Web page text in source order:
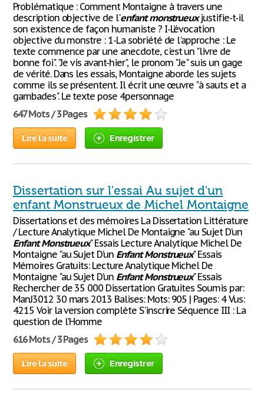
Problématique : Comment Montaigne à travers une
description objective de l'enfant monstrueuxjustifie-t-il
son existence de façon humaniste ? I-L‘évocation
objective du monstre : 1-La sobriété de l'approche : Le
texte commence par une anecdote, c'est un "livre de
bonne foi". "Je vis avant-hier", le pronom "Je" suis un gage
de vérité. Dans les essais, Montaigne aborde les sujets
comme ils se présentent. Il écrit une œuvre "à sauts et a
gambades". Le texte pose 4personnage
647 Mots / 3 Pages
Lire la suite Enregistrer
Dissertation sur l'essai Au sujet d'un
enfant Monstrueux de Michel Montaigne
Dissertations et des mémoires La Dissertation Littérature
/ Lecture Analytique Michel De Montaigne "au Sujet D'un
Enfant Monstrueux" Essais Lecture Analytique Michel De
Montaigne "au Sujet D'un Enfant Monstrueux" Essais
Mémoires Gratuits: Lecture Analytique Michel De
Montaigne "au Sujet D'un Enfant Monstrueux" Essais
Rechercher de 35 000 Dissertation Gratuites Soumis par:
ManJ3012 30 mars 2013 Balises: Mots: 905 | Pages: 4 Vus:
4215 Voir la version complète S'inscrire Séquence III : La
question de l'Homme
616 Mots / 3 Pages
Lire la suite Enregistrer